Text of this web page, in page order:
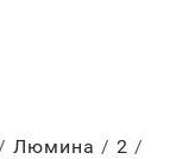
Люмина
2